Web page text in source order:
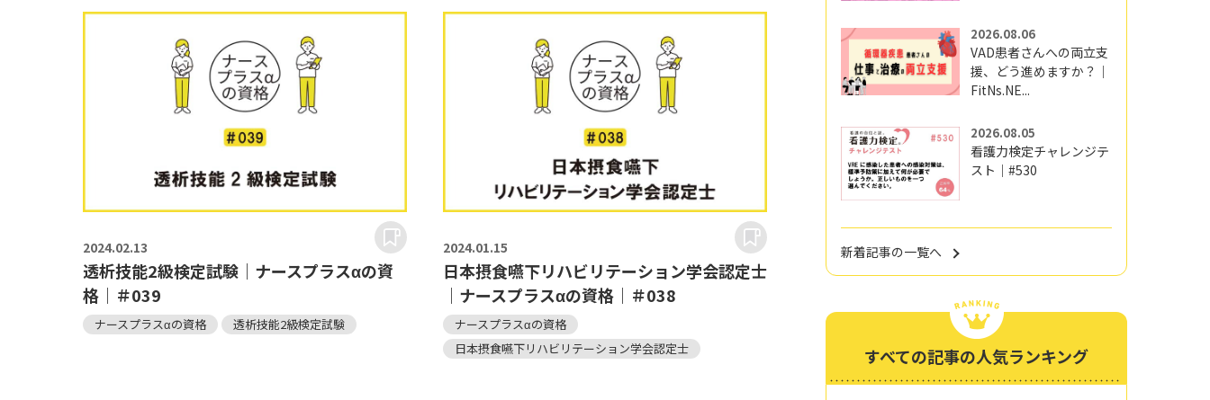
2024.02.13
透析技能2級検定試験｜ナースプラスαの資
格｜＃039
ナースプラスαの資格 透析技能2級検定試験
2024.01.15
日本摂食嚥下リハビリテーション学会認定士
｜ナースプラスαの資格｜＃038
ナースプラスαの資格
日本摂食嚥下リハビリテーション学会認定士
2026.08.06
VAD患者さんへの両立支
援、どう進めますか？｜
FitNs.NE...
2026.08.05
看護力検定チャレンジテ
スト｜#530
新着記事の一覧へ
すべての記事の人気ランキング